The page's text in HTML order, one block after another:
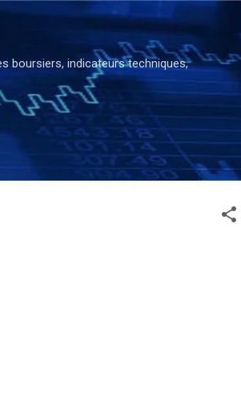
boursiers, indicateurs techniques,